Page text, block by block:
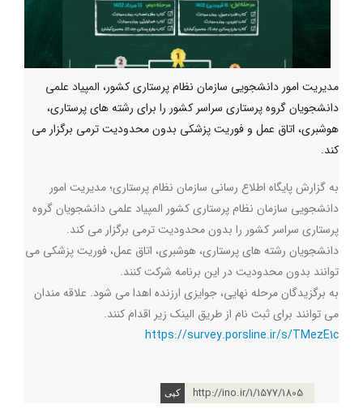
مدیریت امور دانشجویی سازمان نظام پرستاری کشور، المپیاد علمی
دانشجویان گروه پرستاری سراسر کشور را برای رشته های پرستاری،
هوشبری، اتاق عمل و فوریت پزشکی بدون محدودیت ترمی برگزار می
کند.
به گزارش پایگاه اطلاع رسانی سازمان نظام پرستاری؛ مدیریت امور
دانشجویی سازمان نظام پرستاری کشور المپیاد علمی دانشجویان گروه
پرستاری سراسر کشور را بدون محدودیت ترمی برگزار می کند.
دانشجویان رشته های پرستاری، هوشبری، اتاق عمل، فوریت پزشکی می
توانند بدون محدودیت در این برنامه شرکت کنند.
به برگزیدگان مرحله نهایی، جوایزی ارزنده‌ اهدا می شود. علاقه مندان
می توانند برای ثبت نام از طریق الینک زیر اقدام کنند.
https://survey.porsline.ir/s/TMezE1c
http://ino.ir/1/1577/1805